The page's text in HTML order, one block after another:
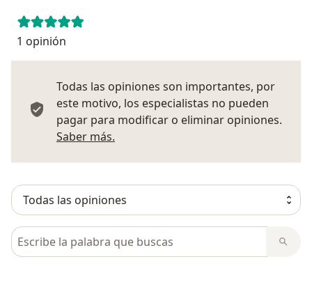
1 opinión
Todas las opiniones son importantes, por
este motivo, los especialistas no pueden
pagar para modificar o eliminar opiniones.
Saber más.
Busca en opiniones